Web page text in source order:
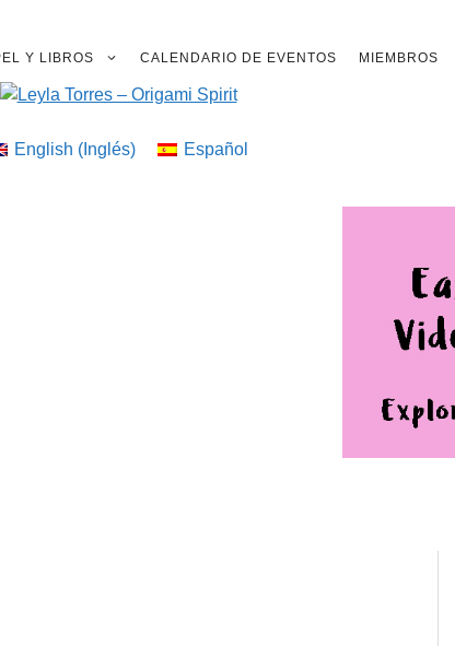
Y LIBROS CALENDARIO DE EVENTOS MIEMBROS
English ( Inglés) Español